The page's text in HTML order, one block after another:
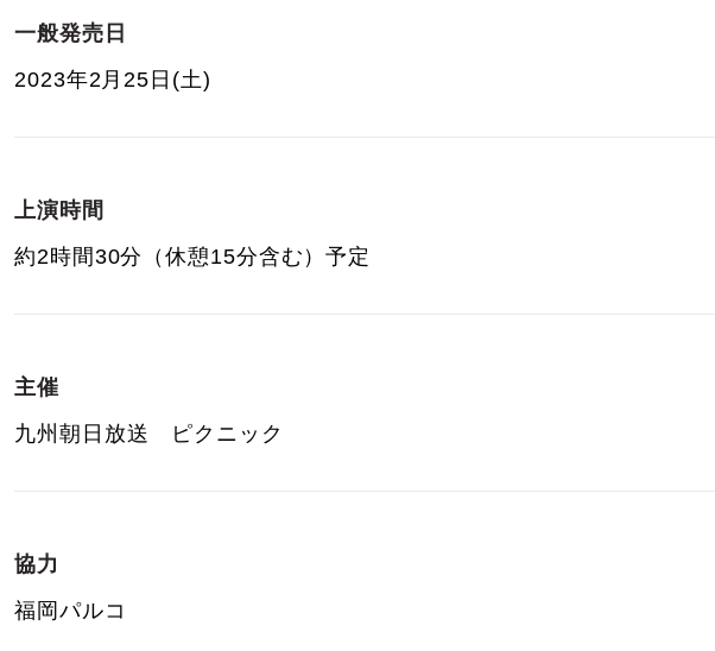
一般発売日
2023年2月25日(土)
上演時間
約2時間30分（休憩15分含む）予定
主催
九州朝日放送 ピクニック
協力
福岡パルコ